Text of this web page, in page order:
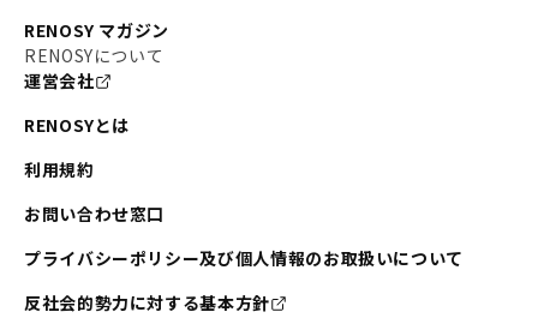
RENOSY マガジン
RENOSYについて
運営会社
RENOSYとは
利用規約
お問い合わせ窓口
プライバシーポリシー及び個人情報のお取扱いについて
反社会的勢力に対する基本方針